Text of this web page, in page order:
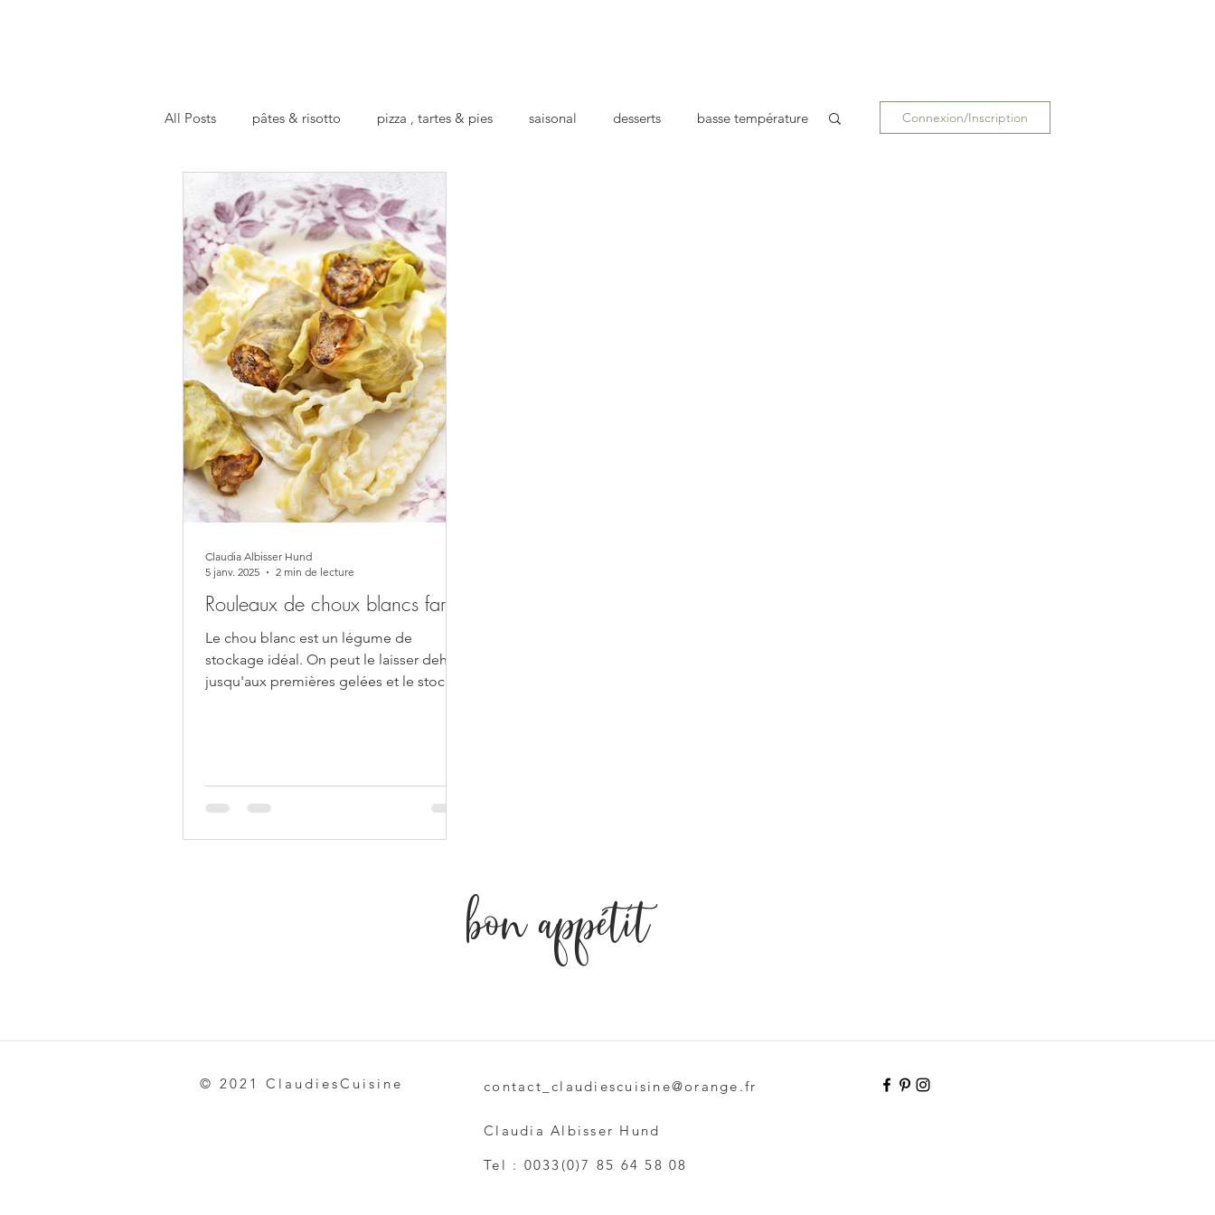
All Posts pâtes & risotto pizza , tartes & pies saisonal desserts basse température
repas preparé facts
Connexion/Inscription
Rouleaux de choux blancs farcis
Le chou blanc est un légume de
stockage idéal. On peut le laisser dehors
jusqu'aux premières gelées et le stocker
Claudia Albisser Hund
5 janv. 2025
2 min de lecture
bon appétit
© 2021 ClaudiesCuisine contact_claudiescuisine@orange.fr
Claudia Albisser Hund
Tel : 0033(0)7 85 64 58 08